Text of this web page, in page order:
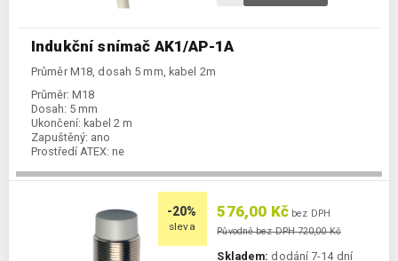
Indukční snímač AK1/AP-1A
Průměr M18, dosah 5 mm, kabel 2m
Průměr: M18
Dosah: 5 mm
Ukončení: kabel 2 m
Zapuštěný: ano
Prostředí ATEX: ne
-20%
sleva
576,00 Kč bez DPH
Původně bez DPH 720,00 Kč
Skladem: dodání 7-14 dní